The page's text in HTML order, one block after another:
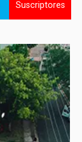
Suscriptores